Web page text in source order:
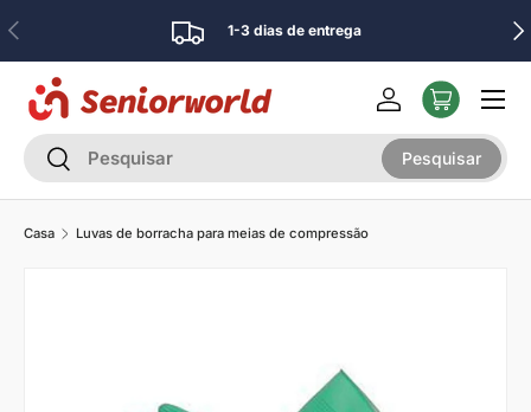
Ir para o conteúdo
Anterior 1-3 dias de entrega
Pesquisar
Pesquisar Pesquisar
Iniciar sessão
Casa Luvas de borracha para meias de compressão